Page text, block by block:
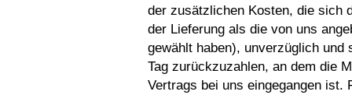
der zusätzlichen Kosten, die sich
der Lieferung als die von uns
gewählt haben), unverzüglich und
Tag zurückzuzahlen, an dem die
Vertrags bei uns eingegangen ist.